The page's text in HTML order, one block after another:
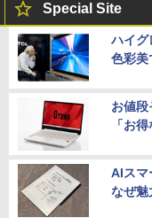
Special Site
ハイグ
色彩美
お値
「お
AIスマ
なぜ魅